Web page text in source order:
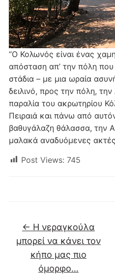
“Ο Κολωνός είναι ένας
απόσταση απ’ την πόλη που
στάδια – με μια ωραία
δειλινό, προς την πόλη,
παραλία του ακρωτηρίου
Πειραιά και πάνω από
βαθυγάλαζη θάλασσα, την
μαλακά αναδυόμενες ακτές
Post Views: 745
← Η νεραγκούλα
μπορεί να κάνει τον
κήπο μας πιο
όμορφο…